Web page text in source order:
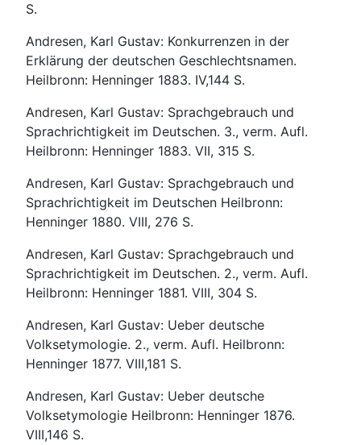
S.
Andresen, Karl Gustav: Konkurrenzen in der
Erklärung der deutschen Geschlechtsnamen.
Heilbronn: Henninger 1883. IV,144 S.
Andresen, Karl Gustav: Sprachgebrauch und
Sprachrichtigkeit im Deutschen. 3., verm. Aufl.
Heilbronn: Henninger 1883. VII, 315 S.
Andresen, Karl Gustav: Sprachgebrauch und
Sprachrichtigkeit im Deutschen Heilbronn:
Henninger 1880. VIII, 276 S.
Andresen, Karl Gustav: Sprachgebrauch und
Sprachrichtigkeit im Deutschen. 2., verm. Aufl.
Heilbronn: Henninger 1881. VIII, 304 S.
Andresen, Karl Gustav: Ueber deutsche
Volksetymologie. 2., verm. Aufl. Heilbronn:
Henninger 1877. VIII,181 S.
Andresen, Karl Gustav: Ueber deutsche
Volksetymologie Heilbronn: Henninger 1876.
VIII,146 S.